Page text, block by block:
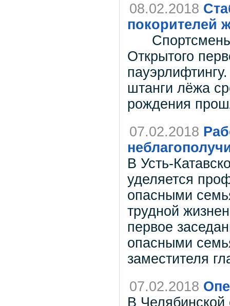
08.02.2018
покорителей
Спортсмены
Открытого
штанги лёжа
рождения
07.02.2018
В Усть-
уделяется
опасными
трудной
первое
опасными
заместителя
07.02.2018
В